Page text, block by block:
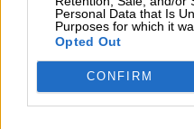
Personal Data that Is
Purposes for which it
Opted Out
CONFIRM
pequeño pueblo de
actitud como
En un artículo que
modo de entender la
momentos: “Ni
encontramos el